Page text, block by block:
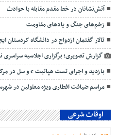
آتش‌نشانان در خط مقدم مقابله با حوادث
زخم‌های جنگ و یادهای مقاومت
تالار گفتمان ازدواج در دانشگاه کردستان
گزارش تصویری؛ برگزاری اجلاسیه سراسری
بازدید و اجرای تست هپاتیت c و سل در مرکز ترک اعتیاد ژینگه یاران یاور
مراسم ضیافت افطاری ویژه معلولین در
اوقات شرعی